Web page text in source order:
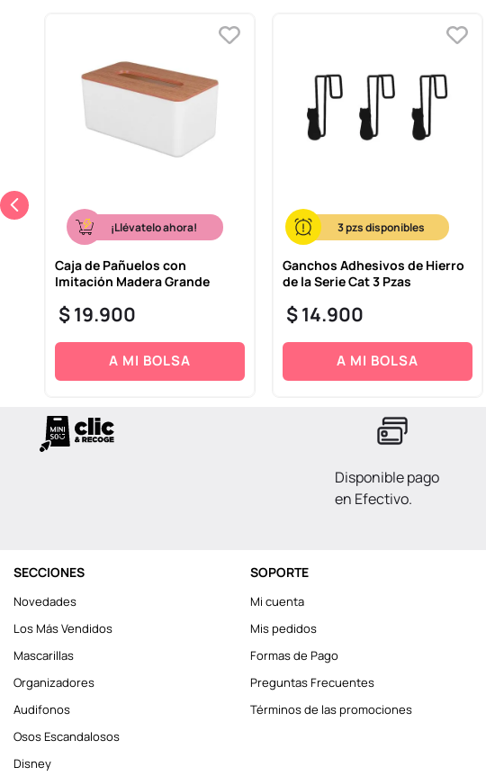
¡Llévatelo ahora!
Caja de Pañuelos con
Imitación Madera Grande
$19.900
A MI BOLSA
3
Ganchos Adhesivos de Hierro
de la Serie Cat 3 Pzas
$14.900
A MI BOLSA
Disponible pago
en Efectivo.
SECCIONES
Novedades
Los Más Vendidos
Mascarillas
Organizadores
Audifonos
Osos Escandalosos
Disney
SOPORTE
Mi cuenta
Mis pedidos
Formas de Pago
Preguntas Frecuentes
Términos de las promociones